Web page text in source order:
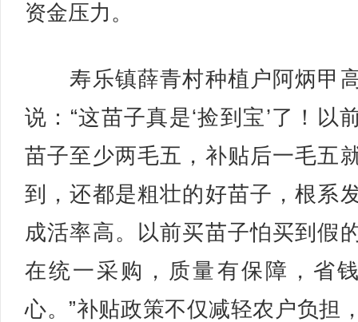
资金压力。
寿乐镇薛青村种植户阿炳甲
说：“这苗子真是‘捡到宝’了！以
苗子至少两毛五，补贴后一毛五
到，还都是粗壮的好苗子，根系
成活率高。以前买苗子怕买到假
在统一采购，质量有保障，省
心。”补贴政策不仅减轻农户负担